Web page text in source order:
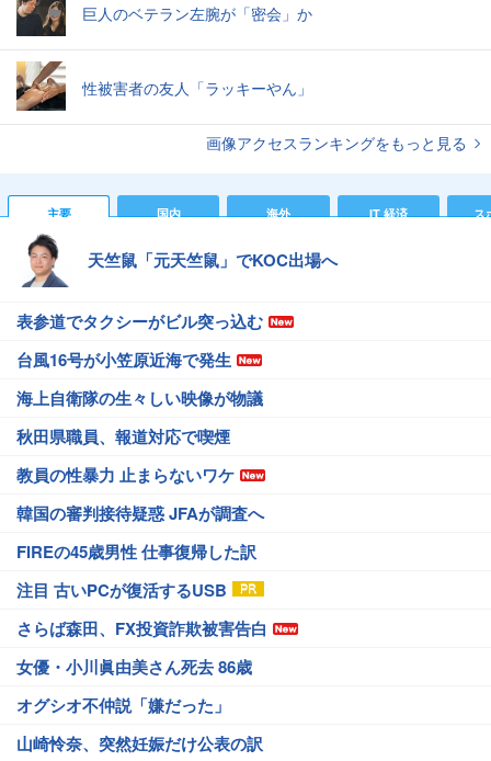
巨人のベテラン左腕が「密会」か
性被害者の友人「ラッキーやん」
画像アクセスランキングをもっと見る
主要 国内 海外 IT 経済 ス
天竺鼠「元天竺鼠」でKOC出場へ
表参道でタクシーがビル突っ込む
台風16号が小笠原近海で発生
海上自衛隊の生々しい映像が物議
秋田県職員、報道対応で喫煙
教員の性暴力 止まらないワケ
韓国の審判接待疑惑 JFAが調査へ
FIREの45歳男性 仕事復帰した訳
注目 古いPCが復活するUSB
さらば森田、FX投資詐欺被害告白
女優・小川眞由美さん死去 86歳
オグシオ不仲説「嫌だった」
山崎怜奈、突然妊娠だけ公表の訳